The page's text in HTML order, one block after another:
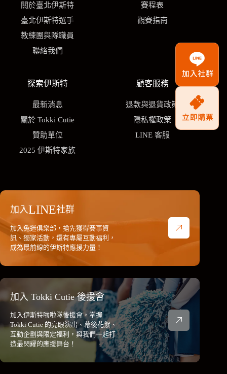
關於臺北伊斯特
臺北伊斯特選手
教練團與隊職員
聯絡我們
賽程表
觀賽指南
探索伊斯特
最新消息
關於 Tokki Cutie
贊助單位
2025 伊斯特家族
顧客服務
退款與退貨政策
隱私權政策
LINE 客服
加入LINE社群
加入兔迷俱樂部，搶先獲得賽事資
訊、獨家活動，還有專屬互動福利，
成為最前線的伊斯特應援力量！
加入 Tokki Cutie 後援會
加入伊斯特啦啦隊後援會，掌握
Tokki Cutie 的亮眼演出、幕後花絮、
互動企劃與限定福利，與我們一起打
造最閃耀的應援舞台！